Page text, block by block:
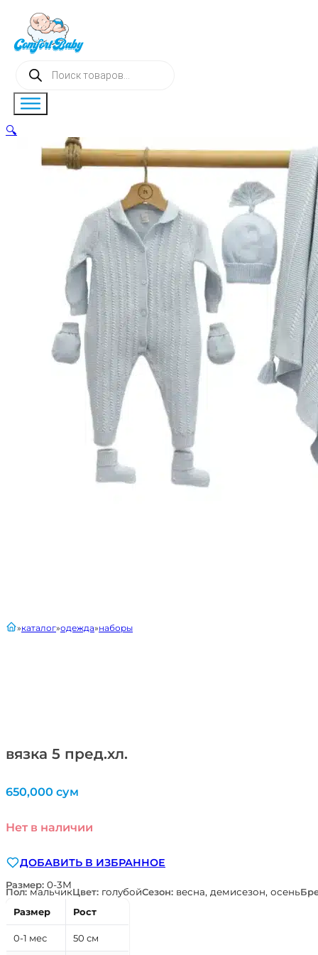
Поиск
товаров
вязка 5 пред.хл.
главнаякаталог одежда наборы
650,000 сум
Нет в наличии
ДОБАВИТЬ В ИЗБРАННОЕ
Размер: 0-3М
Пол:мальчикЦвет: голубойСезон: весна, демисезон, осень
Размер
Рост
0-1 мес 50 см
🔍